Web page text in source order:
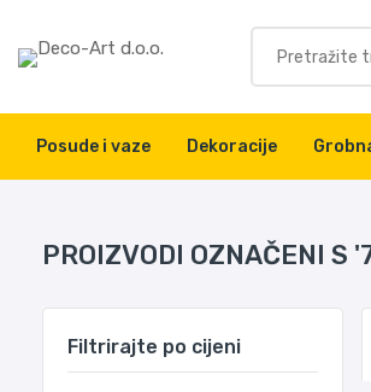
Posude i vaze Dekoracije
PROIZVODI OZNAČENI S
Filtrirajte po cijeni